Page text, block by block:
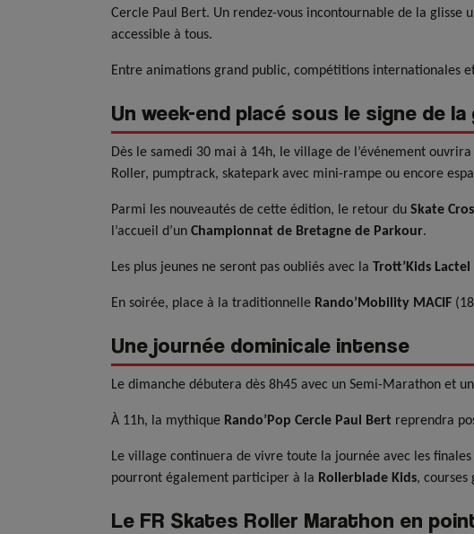
Cercle Paul Bert. Un rendez-vous incontournable de la
accessible à tous.
Entre animations grand public, compétitions internationales
Un week-end placé sous le signe de
Dès le samedi 30 mai à 14h, le village de l’événement
Roller, pumptrack, skatepark avec mini-rampe ou encore
Parmi les nouveautés de cette édition, le retour du Skate
l’accueil d’un Championnat de Bretagne de Parkour.
Les plus jeunes ne seront pas oubliés avec la Trott’Kids
En soirée, place à la traditionnelle Rando’Mobility MACIF
Une journée dominicale intense
Le dimanche débutera dès 8h45 avec un Semi-Marathon et
À 11h, la mythique Rando’Pop Cercle Paul Bert reprendra
Le village continuera de vivre toute la journée avec les
pourront également participer à la Rollerblade Kids,
Le FR Skates Roller Marathon en